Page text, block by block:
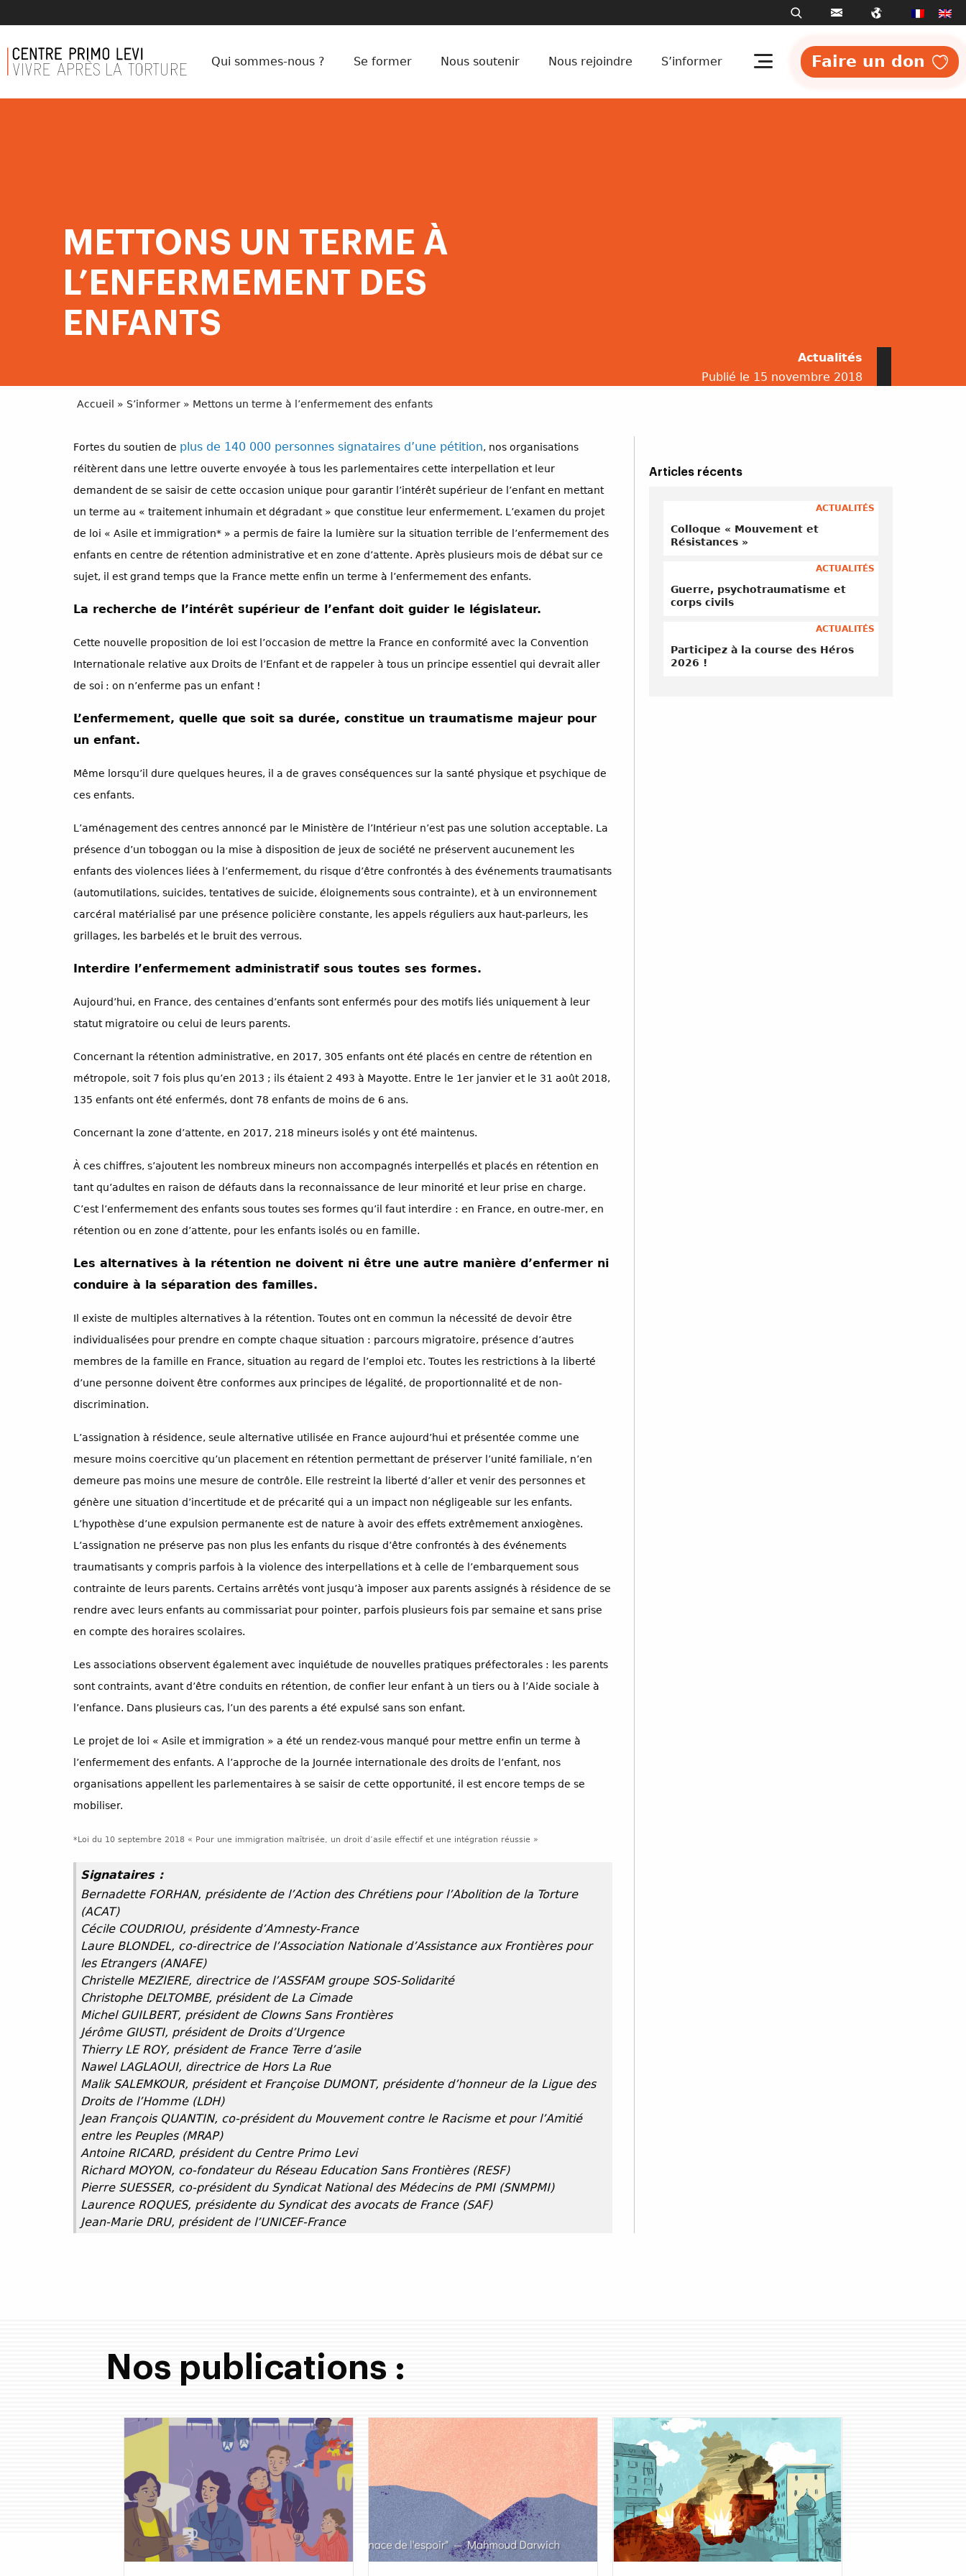
Qui sommes-nous ? Se former Nous soutenir Nous rejoindre S’informer Faire un don
METTONS UN TERME À
L’ENFERMEMENT DES
ENFANTS
Actualités
Publié le 15 novembre 2018
Accueil » S’informer » Mettons un terme à l’enfermement des enfants
Fortes du soutien de plus de 140 000 personnes signataires d’une pétition, nos organisations
réitèrent dans une lettre ouverte envoyée à tous les parlementaires cette interpellation et leur
demandent de se saisir de cette occasion unique pour garantir l’intérêt supérieur de l’enfant en mettant
un terme au « traitement inhumain et dégradant » que constitue leur enfermement. L’examen du projet
de loi « Asile et immigration* » a permis de faire la lumière sur la situation terrible de l’enfermement des
enfants en centre de rétention administrative et en zone d’attente. Après plusieurs mois de débat sur ce
sujet, il est grand temps que la France mette enfin un terme à l’enfermement des enfants.
La recherche de l’intérêt supérieur de l’enfant doit guider le législateur.
Cette nouvelle proposition de loi est l’occasion de mettre la France en conformité avec la Convention
Internationale relative aux Droits de l’Enfant et de rappeler à tous un principe essentiel qui devrait aller
de soi : on n’enferme pas un enfant !
L’enfermement, quelle que soit sa durée, constitue un traumatisme majeur pour
un enfant.
Même lorsqu’il dure quelques heures, il a de graves conséquences sur la santé physique et psychique de
ces enfants.
L’aménagement des centres annoncé par le Ministère de l’Intérieur n’est pas une solution acceptable. La
présence d’un toboggan ou la mise à disposition de jeux de société ne préservent aucunement les
enfants des violences liées à l’enfermement, du risque d’être confrontés à des événements traumatisants
(automutilations, suicides, tentatives de suicide, éloignements sous contrainte), et à un environnement
carcéral matérialisé par une présence policière constante, les appels réguliers aux haut-parleurs, les
grillages, les barbelés et le bruit des verrous.
Interdire l’enfermement administratif sous toutes ses formes.
Aujourd’hui, en France, des centaines d’enfants sont enfermés pour des motifs liés uniquement à leur
statut migratoire ou celui de leurs parents.
Concernant la rétention administrative, en 2017, 305 enfants ont été placés en centre de rétention en
métropole, soit 7 fois plus qu’en 2013 ; ils étaient 2 493 à Mayotte. Entre le 1er janvier et le 31 août 2018,
135 enfants ont été enfermés, dont 78 enfants de moins de 6 ans.
Concernant la zone d’attente, en 2017, 218 mineurs isolés y ont été maintenus.
À ces chiffres, s’ajoutent les nombreux mineurs non accompagnés interpellés et placés en rétention en
tant qu’adultes en raison de défauts dans la reconnaissance de leur minorité et leur prise en charge.
C’est l’enfermement des enfants sous toutes ses formes qu’il faut interdire : en France, en outre-mer, en
rétention ou en zone d’attente, pour les enfants isolés ou en famille.
Les alternatives à la rétention ne doivent ni être une autre manière d’enfermer ni
conduire à la séparation des familles.
Il existe de multiples alternatives à la rétention. Toutes ont en commun la nécessité de devoir être
individualisées pour prendre en compte chaque situation : parcours migratoire, présence d’autres
membres de la famille en France, situation au regard de l’emploi etc. Toutes les restrictions à la liberté
d’une personne doivent être conformes aux principes de légalité, de proportionnalité et de non-
discrimination.
L’assignation à résidence, seule alternative utilisée en France aujourd’hui et présentée comme une
mesure moins coercitive qu’un placement en rétention permettant de préserver l’unité familiale, n’en
demeure pas moins une mesure de contrôle. Elle restreint la liberté d’aller et venir des personnes et
génère une situation d’incertitude et de précarité qui a un impact non négligeable sur les enfants.
L’hypothèse d’une expulsion permanente est de nature à avoir des effets extrêmement anxiogènes.
L’assignation ne préserve pas non plus les enfants du risque d’être confrontés à des événements
traumatisants y compris parfois à la violence des interpellations et à celle de l’embarquement sous
contrainte de leurs parents. Certains arrêtés vont jusqu’à imposer aux parents assignés à résidence de se
rendre avec leurs enfants au commissariat pour pointer, parfois plusieurs fois par semaine et sans prise
en compte des horaires scolaires.
Les associations observent également avec inquiétude de nouvelles pratiques préfectorales : les parents
sont contraints, avant d’être conduits en rétention, de confier leur enfant à un tiers ou à l’Aide sociale à
l’enfance. Dans plusieurs cas, l’un des parents a été expulsé sans son enfant.
Le projet de loi « Asile et immigration » a été un rendez-vous manqué pour mettre enfin un terme à
l’enfermement des enfants. A l’approche de la Journée internationale des droits de l’enfant, nos
organisations appellent les parlementaires à se saisir de cette opportunité, il est encore temps de se
mobiliser.
*Loi du 10 septembre 2018 « Pour une immigration maîtrisée, un droit d’asile effectif et une intégration réussie »
Signataires :
Bernadette FORHAN, présidente de l’Action des Chrétiens pour l’Abolition de la Torture
(ACAT)
Cécile COUDRIOU, présidente d’Amnesty-France
Laure BLONDEL, co-directrice de l’Association Nationale d’Assistance aux Frontières pour
les Etrangers (ANAFE)
Christelle MEZIERE, directrice de l’ASSFAM groupe SOS-Solidarité
Christophe DELTOMBE, président de La Cimade
Michel GUILBERT, président de Clowns Sans Frontières
Jérôme GIUSTI, président de Droits d’Urgence
Thierry LE ROY, président de France Terre d’asile
Nawel LAGLAOUI, directrice de Hors La Rue
Malik SALEMKOUR, président et Françoise DUMONT, présidente d’honneur de la Ligue des
Droits de l’Homme (LDH)
Jean François QUANTIN, co-président du Mouvement contre le Racisme et pour l’Amitié
entre les Peuples (MRAP)
Antoine RICARD, président du Centre Primo Levi
Richard MOYON, co-fondateur du Réseau Education Sans Frontières (RESF)
Pierre SUESSER, co-président du Syndicat National des Médecins de PMI (SNMPMI)
Laurence ROQUES, présidente du Syndicat des avocats de France (SAF)
Jean-Marie DRU, président de l’UNICEF-France
Articles récents
ACTUALITÉS
Colloque « Mouvement et
Résistances »
ACTUALITÉS
Guerre, psychotraumatisme et
corps civils
ACTUALITÉS
Participez à la course des Héros
2026 !
Nos publications :